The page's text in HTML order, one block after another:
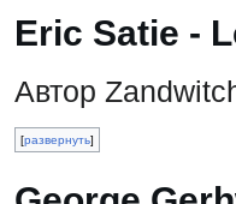
Eric Satie -
Автор
развернуть